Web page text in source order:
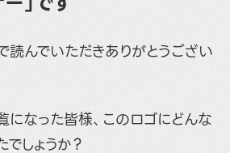
読んでいただきありがとうござい
なった皆様、このロゴにどんな
しょうか？